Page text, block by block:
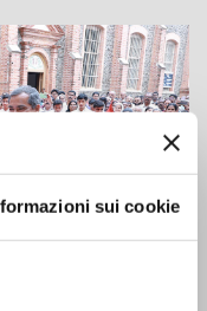
sui cookie